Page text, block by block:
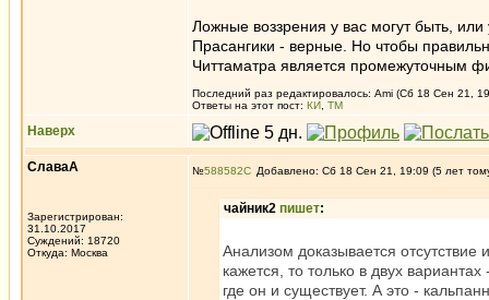
Ложные воззрения у вас могут быть,
Прасангики - верные. Но чтобы
Читтаматра является промежуточным
Последний раз редактировалось: Ami (Сб 18 Сен 21,
Ответы на этот пост: КИ ТМ
Наверх
СлаваА
Зарегистрирован:
31.10.2017
Суждений: 18720
Откуда: Москва
№588582 Добавлено: Сб 18 Сен 21, 19:09 (5 лет
чайник2 пишет:
Анализом доказывается
кажется, то только в двух
где он и существует. А это -